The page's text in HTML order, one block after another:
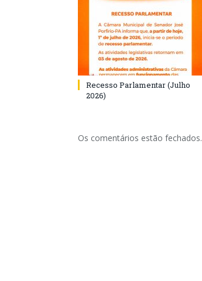
Recesso Parlamentar (Julho
2026)
Os comentários estão fechados.